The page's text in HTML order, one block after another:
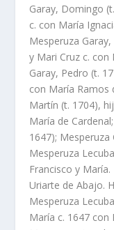
Garay, Domingo
c. con Marí­a
Mesperuza
y Mari Cruz c.
Garay, Pedro (t.
con Marí­a Ramos
Martí­n (t. 1704),
Marí­a de
1647); Mesperuza
Mesperuza
Francisco y
Uriarte de Abajo.
Mesperuza
Marí­a c. 1647 con